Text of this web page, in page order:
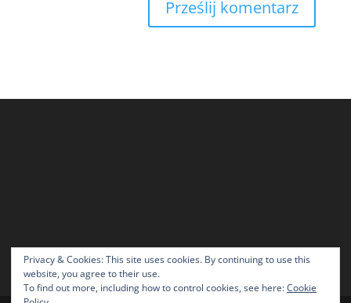
Privacy & Cookies: This site uses cookies. By continuing to use this
website, you agree to their use.
To find out more, including how to control cookies, see here:Cookie